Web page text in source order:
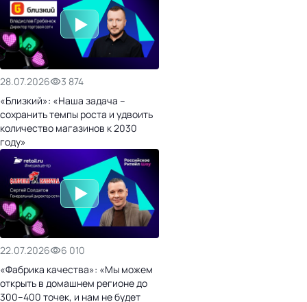
28.07.2026
3 874
«Близкий»: «Наша задача –
сохранить темпы роста и удвоить
количество магазинов к 2030
году»
22.07.2026
6 010
«Фабрика качества»: «Мы можем
открыть в домашнем регионе до
300–400 точек, и нам не будет